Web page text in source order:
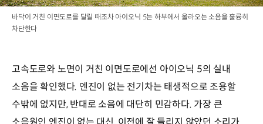
바닥이 거친 이면도로를 달릴 때조차 아이오닉 5는 하부에서 올라오는 소음을 훌륭히
차단한다
고속도로와 노면이 거친 이면도로에선 아이오닉 5의 실내
소음을 확인했다. 엔진이 없는 전기차는 태생적으로 조용할
수밖에 없지만, 반대로 소음에 대단히 민감하다. 가장 큰